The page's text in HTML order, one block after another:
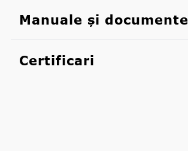
Manuale și documente
Certificari